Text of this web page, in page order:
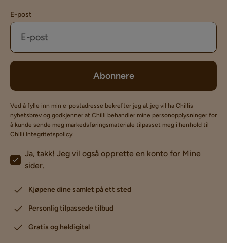
E-post
Abonnere
Ved å fylle inn min e-postadresse bekrefter jeg at jeg vil ha Chillis
nyhetsbrev og godkjenner at Chilli behandler mine personopplysninger for
å kunde sende meg markedsføringsmateriale tilpasset meg i henhold til
Chilli Integritetspolicy.
Ja, takk! Jeg vil også opprette en konto for Mine
sider.
Kjøpene dine samlet på ett sted
Personlig tilpassede tilbud
Gratis og heldigital